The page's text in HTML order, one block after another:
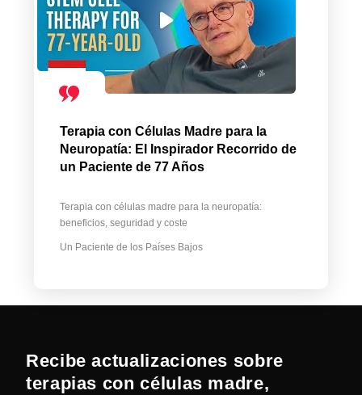
Terapia con Células Madre para la
Neuropatía: El Inspirador Recorrido de
un Paciente de 77 Años
Terapia con células madre para la neuropatía:
beneficios, seguridad y coste
Un Paciente de los Países Bajos
Recibe actualizaciones sobre
terapias con células madre,